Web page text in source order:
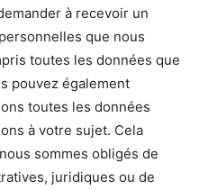
à recevoir un
que nous
toutes les données que
pouvez également
toutes les données
à votre sujet. Cela
sommes obligés de
juridiques ou de